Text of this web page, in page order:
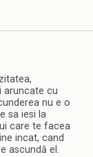
aruncate cu
nu e o
sa iesi la
care te facea
incat, cand
ascundă el.